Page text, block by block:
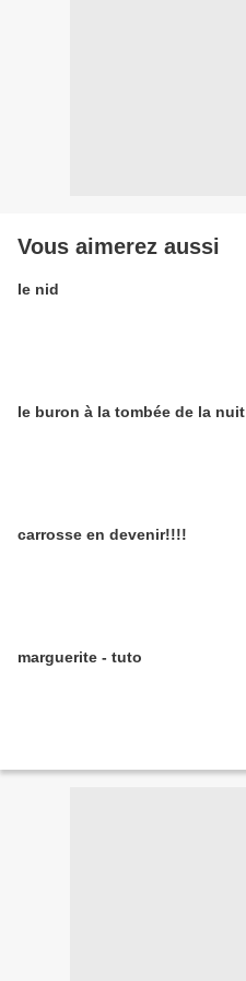
Vous aimerez aussi
le nid
le buron à la tombée de la nuit
carrosse en devenir!!!!
marguerite - tuto